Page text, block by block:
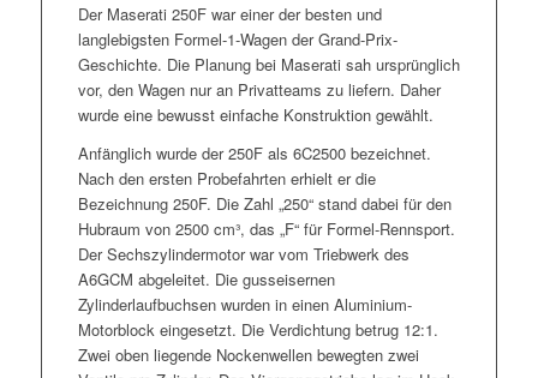
Der Maserati 250F war einer der besten und
langlebigsten Formel-1-Wagen der Grand-Prix-
Geschichte. Die Planung bei Maserati sah ursprünglich
vor, den Wagen nur an Privatteams zu liefern. Daher
wurde eine bewusst einfache Konstruktion gewählt.
Anfänglich wurde der 250F als 6C2500 bezeichnet.
Nach den ersten Probefahrten erhielt er die
Bezeichnung 250F. Die Zahl „250“ stand dabei für den
Hubraum von 2500 cm³, das „F“ für Formel-Rennsport.
Der Sechszylindermotor war vom Triebwerk des
A6GCM abgeleitet. Die gusseisernen
Zylinderlaufbuchsen wurden in einen Aluminium-
Motorblock eingesetzt. Die Verdichtung betrug 12:1.
Zwei oben liegende Nockenwellen bewegten zwei